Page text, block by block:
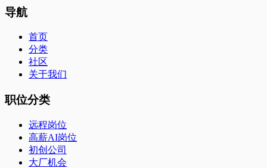
导航
首页
分类
社区
关于我们
职位分类
远程岗位
高薪AI岗位
初创公司
大厂机会